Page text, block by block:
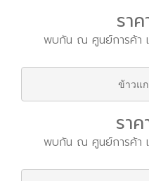
รา
พบกัน ณ ศูนย์การค้า เ
ข้าวแ
รา
พบกัน ณ ศูนย์การค้า เ